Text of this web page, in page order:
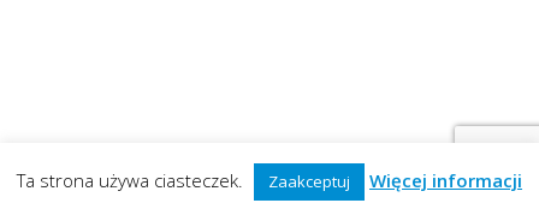
Ta strona używa ciasteczek. Zaakceptuj Więcej informacji